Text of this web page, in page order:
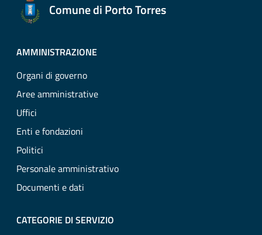
Comune di Porto Torres
AMMINISTRAZIONE
Organi di governo
Aree amministrative
Uffici
Enti e fondazioni
Politici
Personale amministrativo
Documenti e dati
CATEGORIE DI SERVIZIO